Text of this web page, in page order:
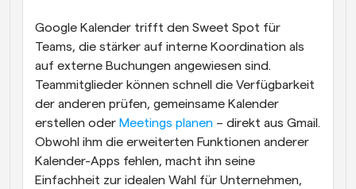
Google Kalender trifft den Sweet Spot für
Teams, die stärker auf interne Koordination als
auf externe Buchungen angewiesen sind.
Teammitglieder können schnell die Verfügbarkeit
der anderen prüfen, gemeinsame Kalender
erstellen oder Meetings planen – direkt aus Gmail.
Obwohl ihm die erweiterten Funktionen anderer
Kalender-Apps fehlen, macht ihn seine
Einfachheit zur idealen Wahl für Unternehmen,